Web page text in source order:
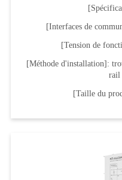
[Interfaces de
[Tension de
[Méthode d'installation]:
rail
[Taille du